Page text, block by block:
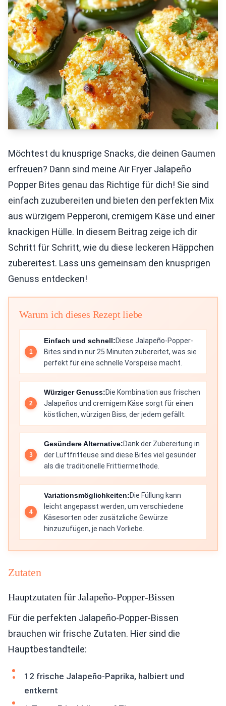
Möchtest du knusprige Snacks, die deinen Gaumen
erfreuen? Dann sind meine Air Fryer Jalapeño
Popper Bites genau das Richtige für dich! Sie sind
einfach zuzubereiten und bieten den perfekten Mix
aus würzigem Pepperoni, cremigem Käse und einer
knackigen Hülle. In diesem Beitrag zeige ich dir
Schritt für Schritt, wie du diese leckeren Häppchen
zubereitest. Lass uns gemeinsam den knusprigen
Genuss entdecken!
Warum ich dieses Rezept liebe
Einfach und schnell:Diese Jalapeño-Popper-
Bites sind in nur 25 Minuten zubereitet, was sie
perfekt für eine schnelle Vorspeise macht.
Würziger Genuss:Die Kombination aus frischen
Jalapeños und cremigem Käse sorgt für einen
köstlichen, würzigen Biss, der jedem gefällt.
Gesündere Alternative:Dank der Zubereitung in
der Luftfritteuse sind diese Bites viel gesünder
als die traditionelle Frittiermethode.
Variationsmöglichkeiten:Die Füllung kann
leicht angepasst werden, um verschiedene
Käsesorten oder zusätzliche Gewürze
hinzuzufügen, je nach Vorliebe.
Zutaten
Hauptzutaten für Jalapeño-Popper-Bissen
Für die perfekten Jalapeño-Popper-Bissen
brauchen wir frische Zutaten. Hier sind die
Hauptbestandteile:
12 frische Jalapeño-Paprika, halbiert und
entkernt